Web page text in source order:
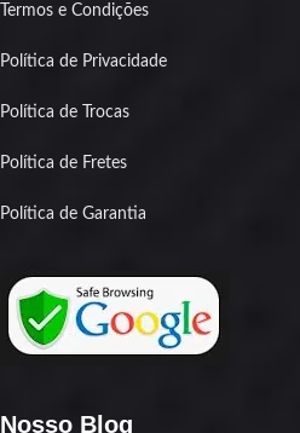
Termos e Condições
Política de Privacidade
Política de Trocas
Política de Fretes
Política de Garantia
Nosso Blog